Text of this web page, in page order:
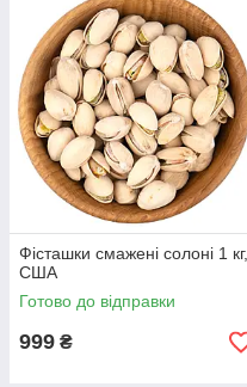
Фісташки смажені солоні 1 кг,
США
Готово до відправки
999 ₴